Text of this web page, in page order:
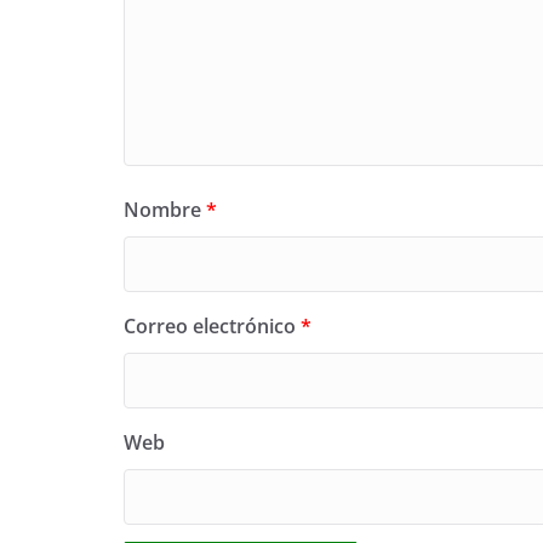
Nombre*
Correo electrónico *
Web